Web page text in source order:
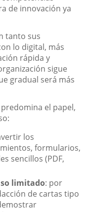
de innovación ya
tanto sus
lo digital, más
rápida y
sigue
gradual será más
el papel,
los
formularios,
sencillos (PDF,
limitado: por
de cartas tipo